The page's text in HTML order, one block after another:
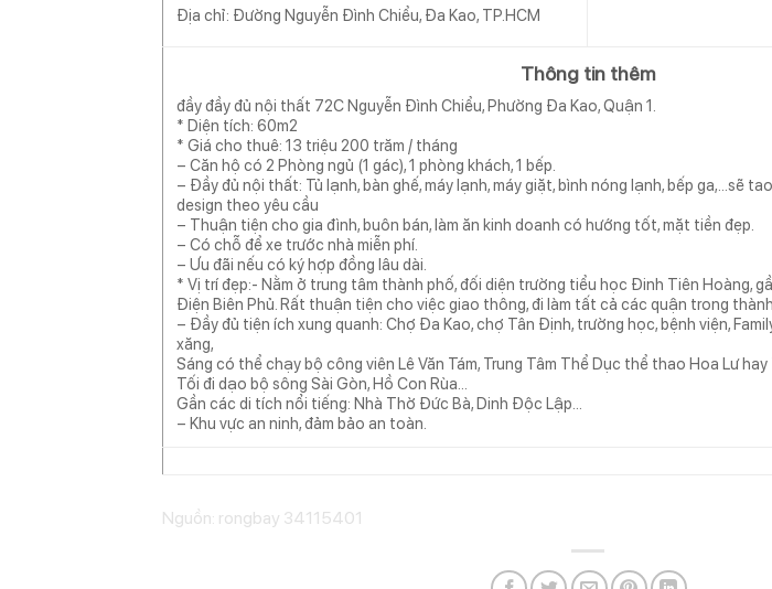
Địa chỉ: Đường Nguyễn Đình Chiểu, Đa Kao, TP.HCM
Thông tin thêm
đầy đầy đủ nội thất 72C Nguyễn Đình Chiểu, Phường Đa Kao, Quận 1.
* Diện tích: 60m2
* Giá cho thuê: 13 triệu 200 trăm / tháng
– Căn hộ có 2 Phòng ngủ (1 gác), 1 phòng khách, 1 bếp.
– Đầy đủ nội thất: Tủ lạnh, bàn ghế, máy lạnh, máy giặt, bình nóng lạnh, bếp ga,…sẽ
design theo yêu cầu
– Thuận tiện cho gia đình, buôn bán, làm ăn kinh doanh có hướng tốt, mặt tiền đẹp.
– Có chỗ để xe trước nhà miễn phí.
– Ưu đãi nếu có ký hợp đồng lâu dài.
* Vị trí đẹp:- Nằm ở trung tâm thành phố, đối diện trường tiểu học Đinh Tiên Hoàng,
Điện Biên Phủ. Rất thuận tiện cho việc giao thông, đi làm tất cả các quận trong
– Đầy đủ tiện ích xung quanh: Chợ Đa Kao, chợ Tân Định, trường học, bệnh viện,
xăng,
Sáng có thể chạy bộ công viên Lê Văn Tám, Trung Tâm Thể Dục thể thao Hoa Lư hay
Tối đi dạo bộ sông Sài Gòn, Hồ Con Rùa…
Gần các di tích nổi tiếng: Nhà Thờ Đức Bà, Dinh Độc Lập…
– Khu vực an ninh, đảm bảo an toàn.
Nguồn: rongbay 34115401